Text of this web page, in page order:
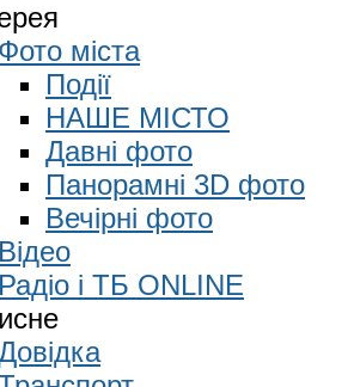
Фото міста
Події
НАШЕ МІСТО
Давні фото
Панорамні 3D фото
Вечірні фото
Відео
Радіо і ТБ ONLINE